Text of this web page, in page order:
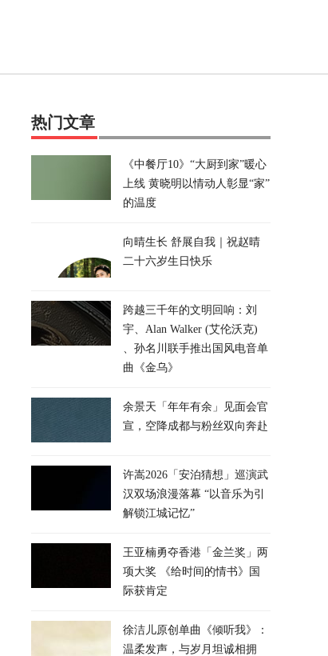
热门文章
《中餐厅10》“大厨到家”暖心
上线 黄晓明以情动人彰显“家”
的温度
向晴生长 舒展自我｜祝赵晴
二十六岁生日快乐
跨越三千年的文明回响：刘
宇、Alan Walker (艾伦沃克)
、孙名川联手推出国风电音单
曲《金乌》
余景天「年年有余」见面会官
宣，空降成都与粉丝双向奔赴
许嵩2026「安泊猜想」巡演武
汉双场浪漫落幕 “以音乐为引
解锁江城记忆”
王亚楠勇夺香港「金兰奖」两
项大奖 《给时间的情书》国
际获肯定
徐洁儿原创单曲《倾听我》：
温柔发声，与岁月坦诚相拥